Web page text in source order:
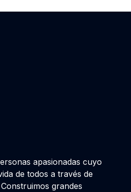
apasionadas cuyo
de todos a través de
grandes